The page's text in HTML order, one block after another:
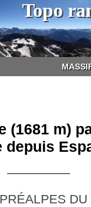
Topo
(1681 m)
depuis